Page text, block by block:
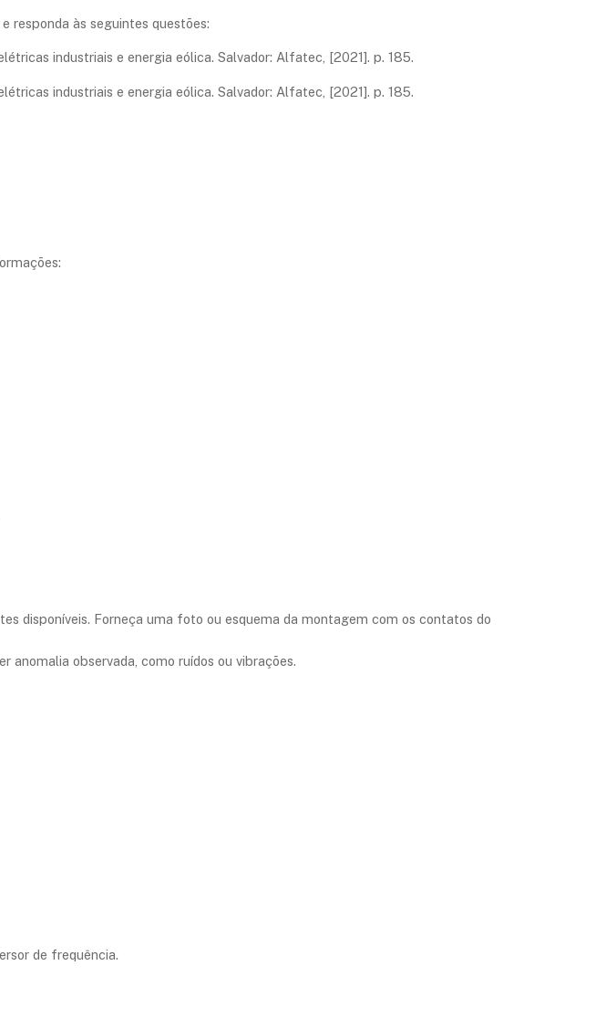
responda às seguintes questões:
industriais e energia eólica. Salvador: Alfatec, [2021]. p. 185.
industriais e energia eólica. Salvador: Alfatec, [2021]. p. 185.
disponíveis. Forneça uma foto ou esquema da montagem com os contatos do
observada, como ruídos ou vibrações.
de frequência.